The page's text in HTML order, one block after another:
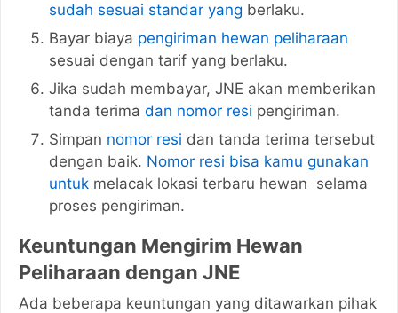
sudah sesuai standar yang berlaku.
Bayar biaya pengiriman hewan peliharaan
sesuai dengan tarif yang berlaku.
Jika sudah membayar, JNE akan memberikan
tanda terima dan nomor resi pengiriman.
Simpan nomor resi dan tanda terima tersebut
dengan baik. Nomor resi bisa kamu gunakan
untuk melacak lokasi terbaru hewan selama
proses pengiriman.
Keuntungan Mengirim Hewan
Peliharaan dengan JNE
Ada beberapa keuntungan yang ditawarkan pihak